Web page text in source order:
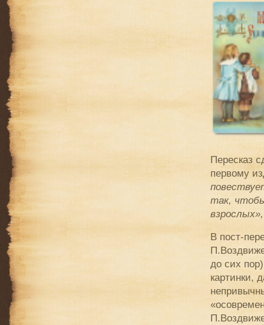
Пересказ
первому
так,
В пост-
до сих
картинки,